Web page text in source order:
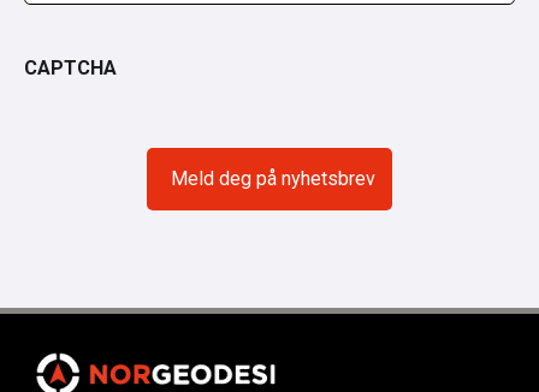
CAPTCHA